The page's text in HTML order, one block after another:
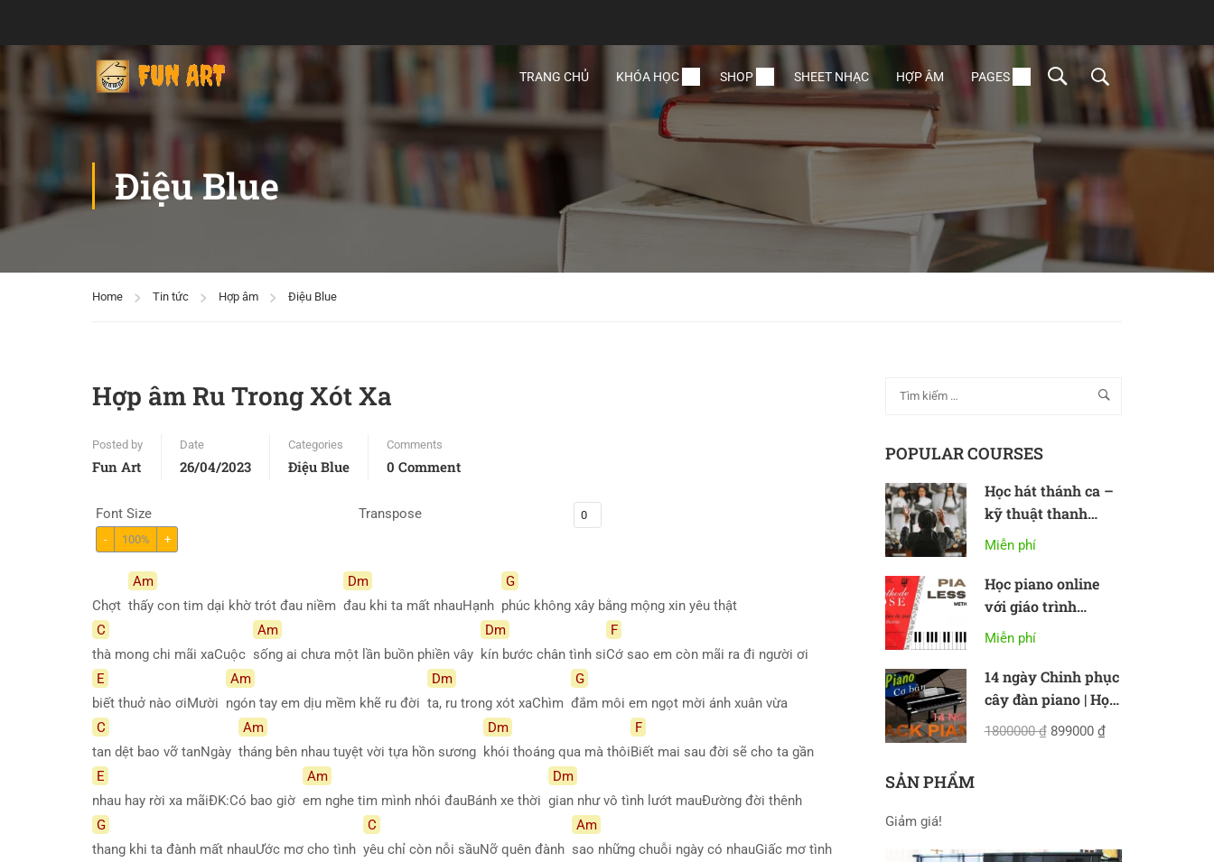
TRANG CHỦ KHÓA HỌC SHOP SHEET NHẠC HỢP ÂM PAGES
Điệu Blue
Home Tin tức Hợp âm Điệu Blue
Hợp âm Ru Trong Xót Xa
Posted by
Fun Art
Date
26/04/2023
Categories
Điệu Blue
Comments
0 Comment
Font Size
- 100% +
Transpose
Chợt
Am
thấy con tim dại khờ trót đau niềm
Dm
đau khi ta mất nhauHạnh
G
phúc không xây bằng mộng xin yêu thật
C
thà mong chi mãi xaCuộc
Am
sống ai chưa một lần buồn phiền vây
Dm
kín bước chân tình si
F
Cớ sao em còn mãi ra đi người ơi
E
biết thuở nào ơiMười
Am
ngón tay em dịu mềm khẽ ru đời
Dm
ta, ru trong xót xaChìm
G
đắm môi em ngọt mời ánh xuân vừa
C
tan dệt bao vỡ tanNgày
Am
tháng bên nhau tuyệt vời tựa hồn sương
Dm
khói thoáng qua mà thôi
F
Biết mai sau đời sẽ cho ta gần
E
nhau hay rời xa mãiĐK:Có bao giờ
Am
em nghe tim mình nhói đauBánh xe thời
Dm
gian như vô tình lướt mauĐường đời thênh
G
thang khi ta đành mất nhauƯớc mơ cho tình
C
yêu chỉ còn nỗi sầuNỡ quên đành
Am
sao những chuỗi ngày có nhauGiấc mơ tình
POPULAR COURSES
Học hát thánh ca –
kỹ thuật thanh
nhạc cơ bản
Miễn phí
Học piano online
với giáo trình
Methode Rose
Miễn phí
14 ngày Chinh phục
cây đàn piano | Học
piano online cơ bản
1800000 ₫ 899000 ₫
SẢN PHẨM
Giảm giá!